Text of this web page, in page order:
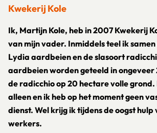
Kwekerij Kole
Ik, Martijn Kole, heb in 2007 Kwekerij
van mijn vader. Inmiddels teel ik
Lydia aardbeien en de slasoort
aardbeien worden geteeld in ongeveer
de radicchio op 20 hectare volle
alleen en ik heb op het moment geen
dienst. Wel krijg ik tijdens de oogst hulp
werkers.